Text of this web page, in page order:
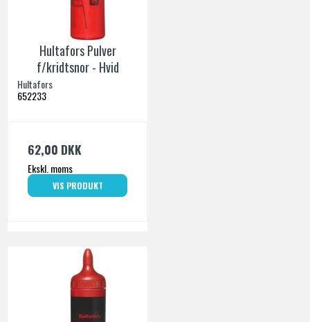
Hultafors Pulver
f/kridtsnor - Hvid
Hultafors
652233
62,00 DKK
Ekskl. moms
VIS PRODUKT